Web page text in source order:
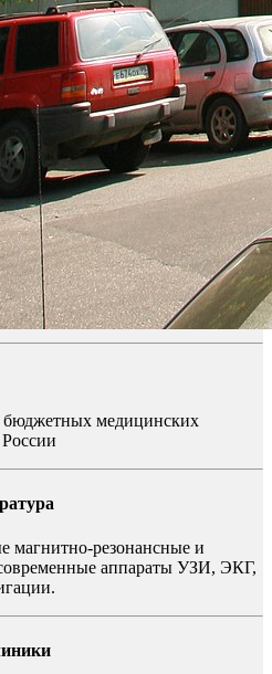
медицинских
магнитно-резонансные и
аппараты УЗИ, ЭКГ,